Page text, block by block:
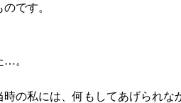
です。
…。
の私には、何もしてあげられな